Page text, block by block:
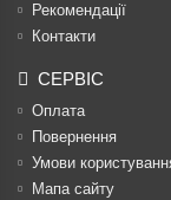
Рекомендації
Контакти
СЕРВІС
Оплата
Повернення
Умови
Мапа сайту